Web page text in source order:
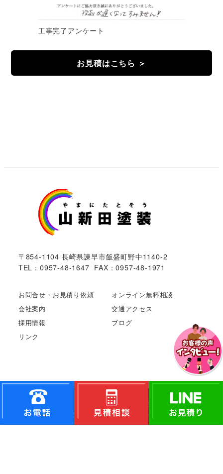
工事完了アンケート
お見積はこちら ＞
〒854-1104 長崎県諫早市飯盛町野中1140-2
TEL：0957-48-1647 FAX：0957-48-1971
お問合せ・お見積り依頼
オンライン無料相談
会社案内
交通アクセス
採用情報
ブログ
リンク
Copyright©
長崎市や諫早市で外壁･屋根塗装ならやまに
た塗装
All Rights Reserved.